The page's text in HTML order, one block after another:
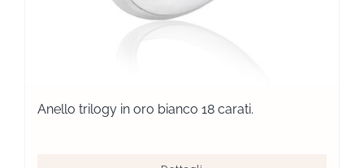
Anello trilogy in oro bianco 18 carati.